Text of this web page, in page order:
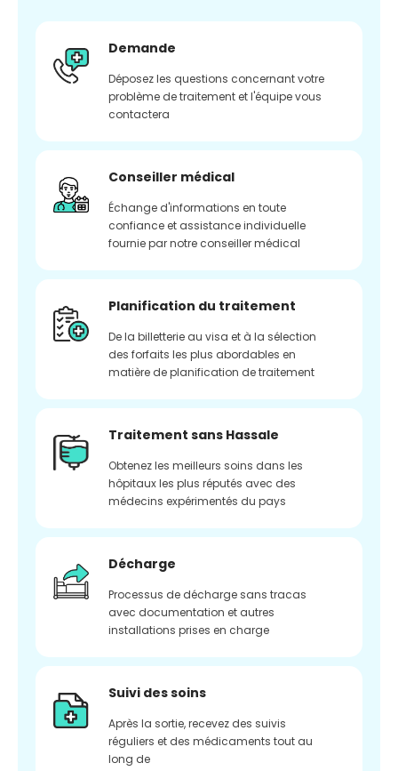
Demande
Déposez les questions concernant votre
problème de traitement et l'équipe vous
contactera
Conseiller médical
Échange d'informations en toute
confiance et assistance individuelle
fournie par notre conseiller médical
Planification du traitement
De la billetterie au visa et à la sélection
des forfaits les plus abordables en
matière de planification de traitement
Traitement sans Hassale
Obtenez les meilleurs soins dans les
hôpitaux les plus réputés avec des
médecins expérimentés du pays
Décharge
Processus de décharge sans tracas
avec documentation et autres
installations prises en charge
Suivi des soins
Après la sortie, recevez des suivis
réguliers et des médicaments tout au
long de